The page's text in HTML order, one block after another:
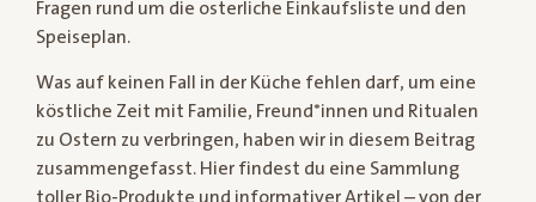
Fragen rund um die osterliche Einkaufsliste und den
Speiseplan.
Was auf keinen Fall in der Küche fehlen darf, um eine
köstliche Zeit mit Familie, Freund*innen und Ritualen
zu Ostern zu verbringen, haben wir in diesem Beitrag
zusammengefasst. Hier findest du eine Sammlung
toller Bio-Produkte und informativer Artikel – von der